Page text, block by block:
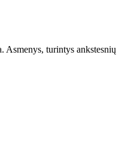
Asmenys, turintys ankstesnių